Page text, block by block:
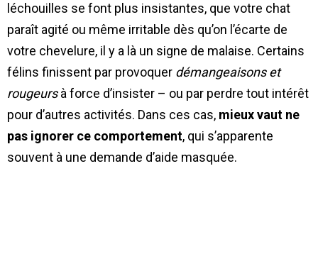
léchouilles se font plus insistantes, que votre chat
paraît agité ou même irritable dès qu’on l’écarte de
votre chevelure, il y a là un signe de malaise. Certains
félins finissent par provoquer démangeaisons et
rougeursà force d’insister – ou par perdre tout intérêt
pour d’autres activités. Dans ces cas, mieux vaut ne
pas ignorer ce comportement, qui s’apparente
souvent à une demande d’aide masquée.